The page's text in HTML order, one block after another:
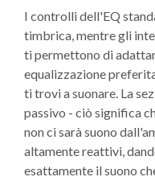
I controlli dell'EQ
timbrica, mentre gli
ti permettono di
equalizzazione
ti trovi a suonare. La
passivo - ciò significa
non ci sarà suono
altamente reattivi,
esattamente il suono